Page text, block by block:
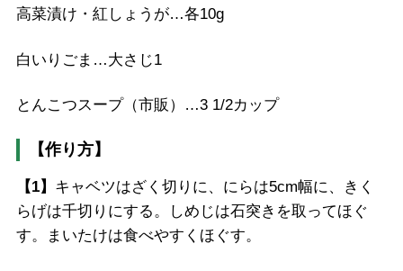
高菜漬け・紅しょうが…各10g
白いりごま…大さじ1
とんこつスープ（市販）…3 1/2カップ
【作り方】
【1】 キャベツはざく切りに、にらは5cm幅に、きく
らげは千切りにする。しめじは石突きを取ってほぐ
す。まいたけは食べやすくほぐす。